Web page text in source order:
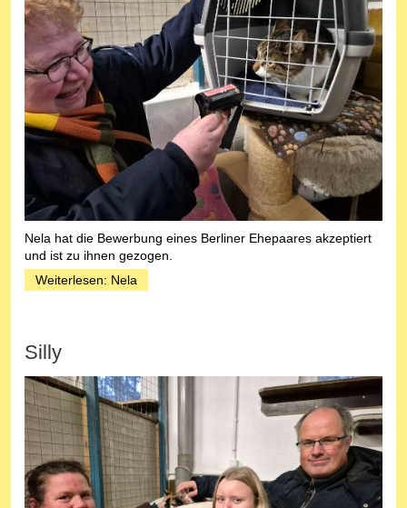
Nela hat die Bewerbung eines Berliner Ehepaares akzeptiert
und ist zu ihnen gezogen.
Weiterlesen: Nela
Silly